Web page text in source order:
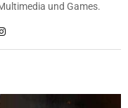
und Games.